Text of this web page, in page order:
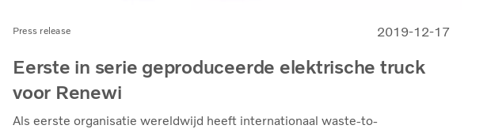
Press release 2019-12-17
Eerste in serie geproduceerde elektrische truck
voor Renewi
Als eerste organisatie wereldwijd heeft internationaal waste-to-